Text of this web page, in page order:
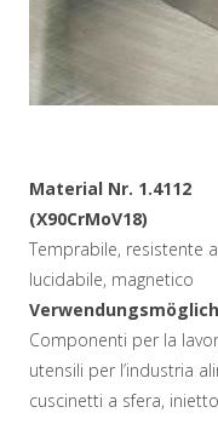
Material Nr. 1.4112
(X90CrMoV18)
Temprabile, resistente
lucidabile, magnetico
Componenti per la
utensili per l’industria
cuscinetti a sfera,